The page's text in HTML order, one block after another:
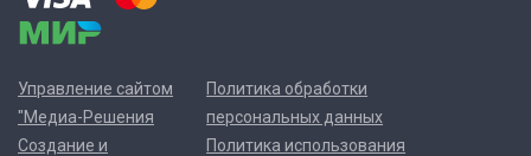
Управление сайтом
"Медиа-Решения
Создание и
Политика обработки
персональных данных
Политика использования